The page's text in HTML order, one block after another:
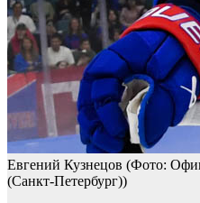
Евгений Кузнецов (Фото:
(Санкт-Петербург))